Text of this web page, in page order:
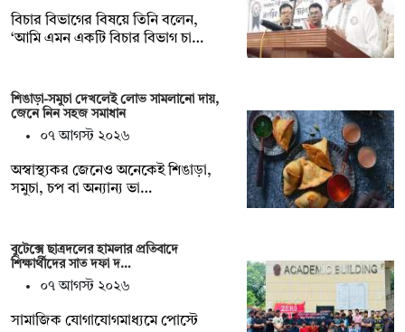
বিচার বিভাগের বিষয়ে তিনি বলেন,
‘আমি এমন একটি বিচার বিভাগ চা…
শিঙাড়া-সমুচা দেখলেই লোভ সামলানো দায়,
জেনে নিন সহজ সমাধান
০৭ আগস্ট ২০২৬
অস্বাস্থ্যকর জেনেও অনেকেই শিঙাড়া,
সমুচা, চপ বা অন্যান্য ভা…
বুটেক্সে ছাত্রদলের হামলার প্রতিবাদে
শিক্ষার্থীদের সাত দফা দ…
০৭ আগস্ট ২০২৬
সামাজিক যোগাযোগমাধ্যমে পোস্টে